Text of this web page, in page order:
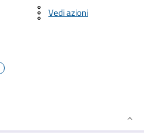
Vedi azioni